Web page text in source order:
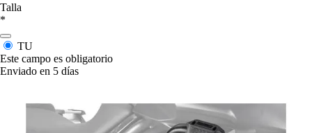
Talla
*
TU
Este campo es obligatorio
Enviado en 5 días